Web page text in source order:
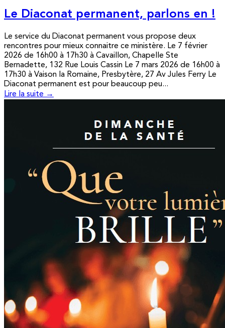
Le Diaconat permanent, parlons en !
Le service du Diaconat permanent vous propose deux
rencontres pour mieux connaitre ce ministère. Le 7 février
2026 de 16h00 à 17h30 à Cavaillon, Chapelle Ste
Bernadette, 132 Rue Louis Cassin Le 7 mars 2026 de 16h00 à
17h30 à Vaison la Romaine, Presbytère, 27 Av Jules Ferry Le
Diaconat permanent est pour beaucoup peu...
Lire la suite →